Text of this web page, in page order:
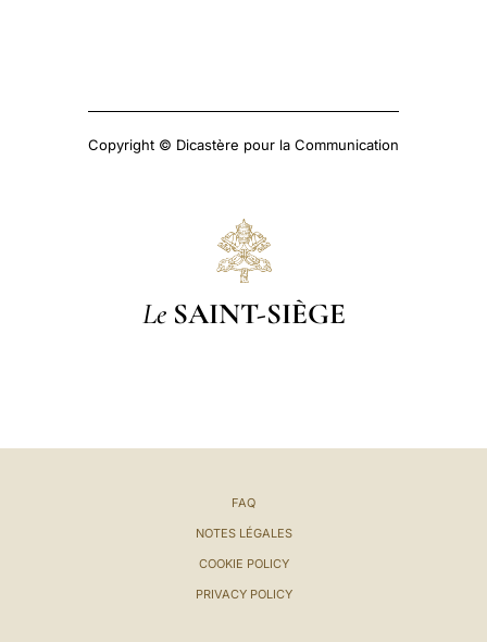
Copyright © Dicastère pour la Communication
Le SAINT-SIÈGE
FAQ
NOTES LÉGALES
COOKIE POLICY
PRIVACY POLICY